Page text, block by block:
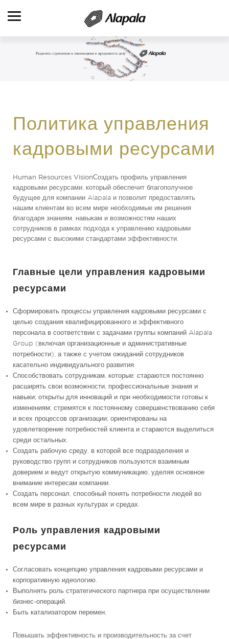
ОБЛАСТИ ДЕЯТЕЛЬНОСТИ
ПРОДУКТЫ
ВЫПОЛНЕННЫЕ РАБОТЫ
КАДРОВЫЕ РЕСУРСЫ
Политика управления
кадровыми ресурсами
Human Resources VisionСоздать профиль управления
кадровыми ресурсами, который обеспечит благополучное
будущее для компании Alapala и позволит предоставлять
нашим клиентам во всем мире необходимые им решения
благодаря знаниям, навыкам и возможностям наших
сотрудников в рамках подхода к управлению кадровыми
ресурсами с высокими стандартами эффективности.
Главные цели управления кадровыми
ресурсами
Сформировать процессы управления кадровыми ресурсами с
целью создания квалифицированного и эффективного
персонала в соответствии с задачами группы компаний Alapala
Group (включая организационные и административные
потребности), а также с учетом ожиданий сотрудников
касательно индивидуального развития.
Способствовать сотрудникам, которые: стараются постоянно
расширять свои возможности, профессиональные знания и
навыки; открыты для инноваций и при необходимости готовы к
изменениям; стремятся к постоянному совершенствованию себя
и всех процессов организации; ориентированы на
удовлетворение потребностей клиента и стараются выделиться
среди остальных.
Создать рабочую среду, в которой все подразделения и
руководство групп и сотрудников пользуются взаимным
доверием и ведут открытую коммуникацию, уделяя основное
внимание интересам компании.
Создать персонал, способный понять потребности людей во
всем мире в разных культурах и средах.
Роль управления кадровыми
ресурсами
Согласовать концепцию управления кадровыми ресурсами и
корпоративную идеологию.
Выполнять роль стратегического партнера при осуществлении
бизнес-операций.
Быть катализатором перемен.
Повышать эффективность и производительность за счет